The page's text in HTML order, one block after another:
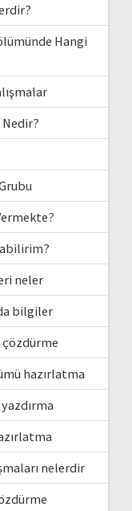
Hangi
neler
bilgiler
hazırlatma
nelerdir